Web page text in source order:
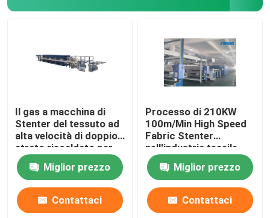
Il gas a macchina di
Stenter del tessuto ad
alta velocità di doppio
strato riscaldato per
tricotta il tessuto
Miglior prezzo
Contattaci
Processo di 210KW
100m/Min High Speed
Fabric Stenter
nell'industria tessile
2800mm
Miglior prezzo
Contattaci